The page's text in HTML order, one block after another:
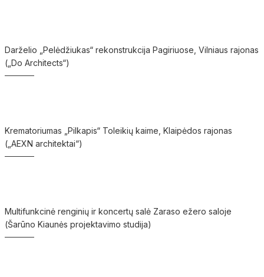
Darželio „Pelėdžiukas“ rekonstrukcija Pagiriuose, Vilniaus rajonas
(„Do Architects“)
Krematoriumas „Pilkapis“ Toleikių kaime, Klaipėdos rajonas
(„AEXN architektai“)
Multifunkcinė renginių ir koncertų salė Zaraso ežero saloje
(Šarūno Kiaunės projektavimo studija)